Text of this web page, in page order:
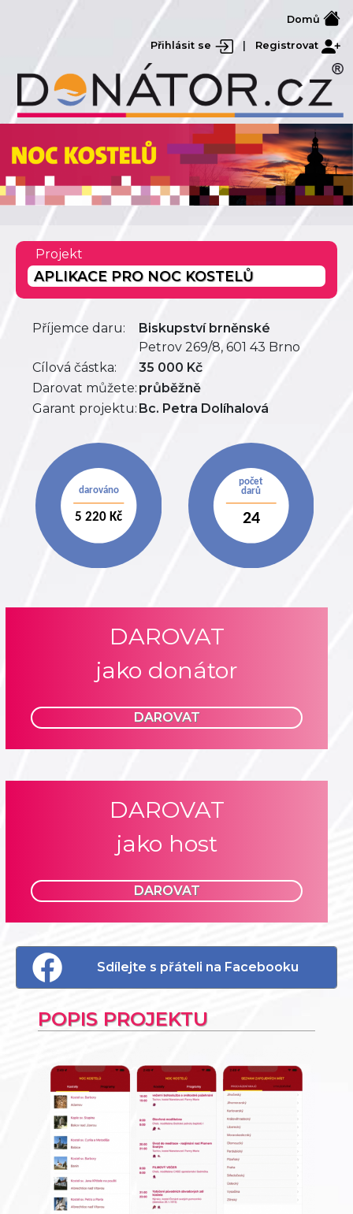
Domů
Přihlásit se | Registrovat
Projekt
APLIKACE PRO NOC KOSTELŮ
Příjemce daru:
Biskupství brněnské
Petrov 269/8, 601 43 Brno
Cílová částka:
35 000 Kč
Darovat můžete: průběžně
Garant projektu: Bc. Petra Dolíhalová
DAROVAT
jako donátor
DAROVAT
DAROVAT
jako host
DAROVAT
Sdílejte s přáteli na Facebooku
POPIS PROJEKTU